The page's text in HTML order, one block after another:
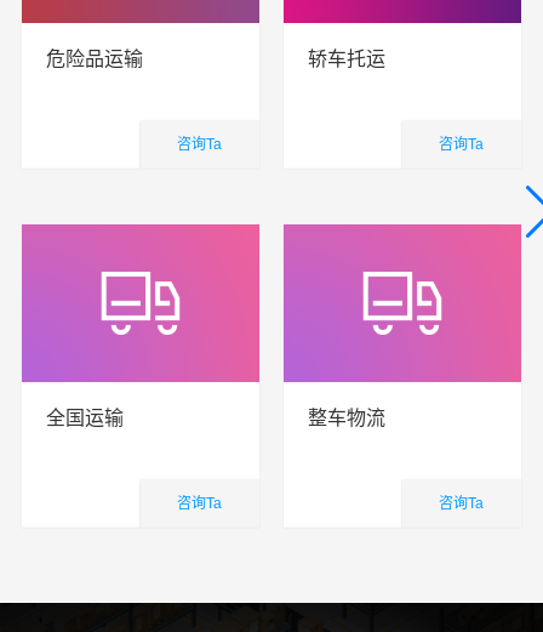
危险品运输
咨询Ta
轿车托运
咨询Ta
全国运输
咨询Ta
整车物流
咨询Ta